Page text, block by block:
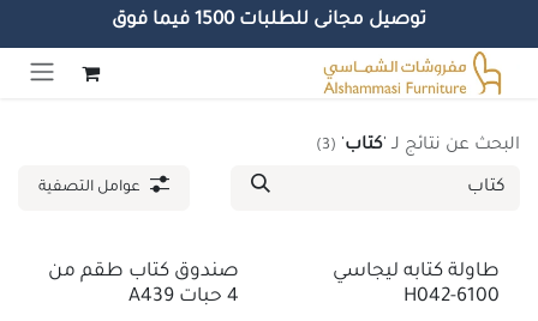
توصيل مجانى للطلبات 1500 فيما فوق
تخطي للذهاب إلى المحتوى
البحث عن نتائج لـ كتاب (3)
عوامل التصفية
طاولة كتابه ليجاسي
H042-6100
صندوق كتاب طقم من
4 حبات A439